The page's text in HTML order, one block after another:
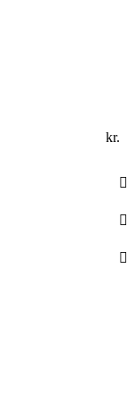
kr.